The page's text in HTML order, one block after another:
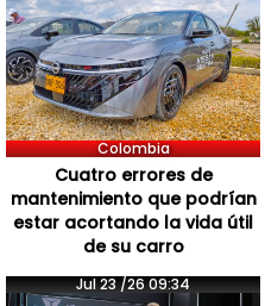
Colombia
Cuatro errores de
mantenimiento que podrían
estar acortando la vida útil
de su carro
Jul 23 /26 09:34